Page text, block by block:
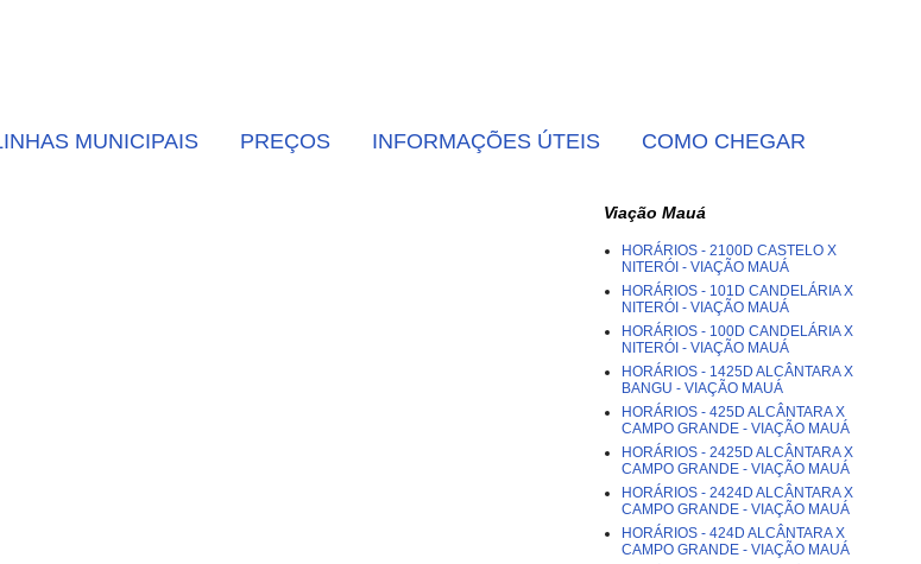
MUNICIPAIS PREÇOS INFORMAÇÕES ÚTEIS COMO CHEGAR
Viação Mauá
HORÁRIOS - 2100D CASTELO X
NITERÓI - VIAÇÃO MAUÁ
HORÁRIOS - 101D CANDELÁRIA X
NITERÓI - VIAÇÃO MAUÁ
HORÁRIOS - 100D CANDELÁRIA X
NITERÓI - VIAÇÃO MAUÁ
HORÁRIOS - 1425D ALCÂNTARA X
BANGU - VIAÇÃO MAUÁ
HORÁRIOS - 425D ALCÂNTARA X
CAMPO GRANDE - VIAÇÃO MAUÁ
HORÁRIOS - 2425D ALCÂNTARA X
CAMPO GRANDE - VIAÇÃO MAUÁ
HORÁRIOS - 2424D ALCÂNTARA X
CAMPO GRANDE - VIAÇÃO MAUÁ
HORÁRIOS - 424D ALCÂNTARA X
CAMPO GRANDE - VIAÇÃO MAUÁ